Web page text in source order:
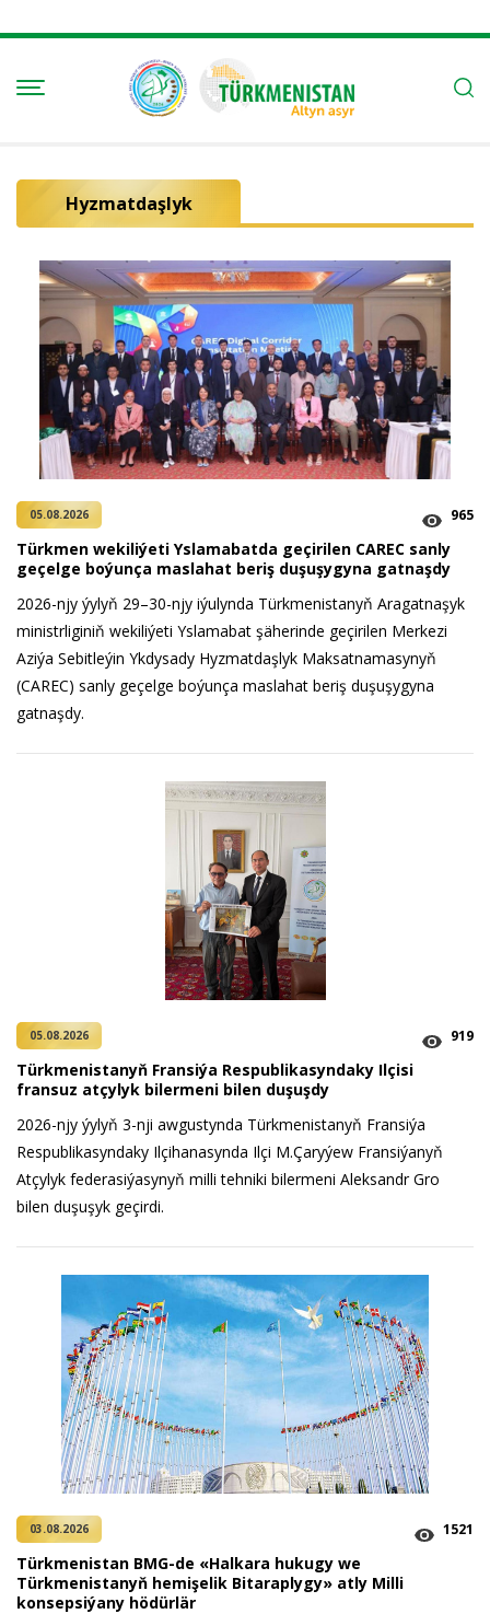
Hyzmatdaşlyk
05.08.2026 965
Türkmen wekiliýeti Yslamabatda geçirilen CAREC sanly
geçelge boýunça maslahat beriş duşuşygyna gatnaşdy
2026-njy ýylyň 29–30-njy iýulynda Türkmenistanyň Aragatnaşyk
ministrliginiň wekiliýeti Yslamabat şäherinde geçirilen Merkezi
Aziýa Sebitleýin Ykdysady Hyzmatdaşlyk Maksatnamasynyň
(CAREC) sanly geçelge boýunça maslahat beriş duşuşygyna
gatnaşdy.
05.08.2026 919
Türkmenistanyň Fransiýa Respublikasyndaky Ilçisi
fransuz atçylyk bilermeni bilen duşuşdy
2026-njy ýylyň 3-nji awgustynda Türkmenistanyň Fransiýa
Respublikasyndaky Ilçihanasynda Ilçi M.Çaryýew Fransiýanyň
Atçylyk federasiýasynyň milli tehniki bilermeni Aleksandr Gro
bilen duşuşyk geçirdi.
03.08.2026 1521
Türkmenistan BMG-de «Halkara hukugy we
Türkmenistanyň hemişelik Bitaraplygy» atly Milli
konsepsiýany hödürlär